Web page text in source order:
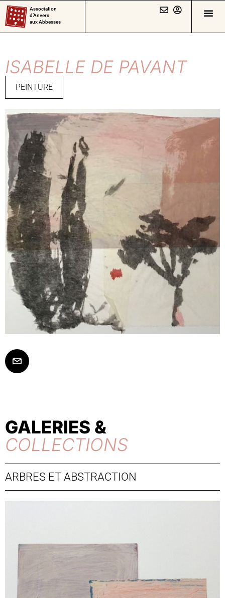
Association
d’Anvers
aux Abbesses
ISABELLE DE PAVANT
PEINTURE
GALERIES &
COLLECTIONS
ARBRES ET ABSTRACTION